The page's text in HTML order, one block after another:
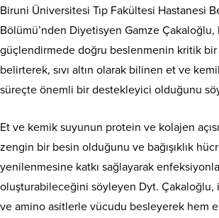
Biruni Üniversitesi Tıp Fakültesi Hastanesi
Bölümü’nden Diyetisyen Gamze Çakaloğlu,
güçlendirmede doğru beslenmenin kritik bir
belirterek, sıvı altın olarak bilinen et ve
süreçte önemli bir destekleyici olduğunu
Et ve kemik suyunun protein ve kolajen
zengin bir besin olduğunu ve bağışıklık
yenilenmesine katkı sağlayarak
oluşturabileceğini söyleyen Dyt.
ve amino asitlerle vücudu besleyerek hem